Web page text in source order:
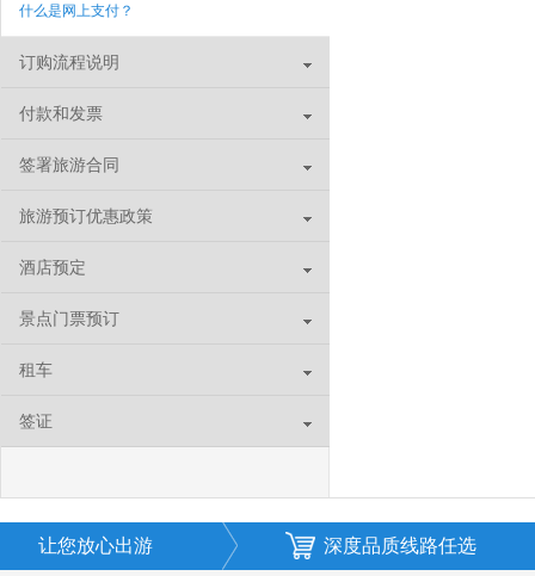
什么是网上支付？
订购流程说明
付款和发票
签署旅游合同
旅游预订优惠政策
酒店预定
景点门票预订
租车
签证
让您放心出游 深度品质线路任选